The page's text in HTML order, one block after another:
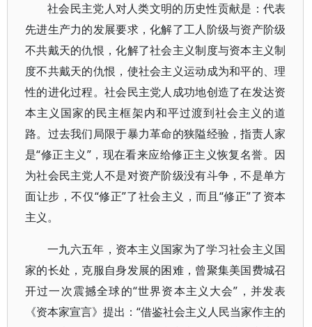
社会民主党人对人类文明的历史性贡献是：代表
先进生产力的发展要求，化解了工人阶级与资产阶级
不共戴天的仇恨，化解了社会主义制度与资本主义制
度不共戴天的仇恨，使社会主义运动成为和平的、理
性的进化过程。社会民主党人成功地创造了在发达资
本主义国家的民主框架内和平过渡到社会主义的道
路。过去我们局限于暴力革命的狭隘经验，指责人家
是“修正主义”，现在看来应给修正主义恢复名誉。因
为社会民主党人不是对资产阶级没有斗争，不是单方
面让步，不仅“修正”了社会主义，而且“修正”了资本
主义。
一九六五年，资本主义国家为了学习社会主义国
家的长处，克服自身发展的困难，曾聚集美国费城召
开过一次震撼全球的“世界资本主义大会”，并发表
《资本家宣言》提出：“借鉴社会主义人民当家作主的